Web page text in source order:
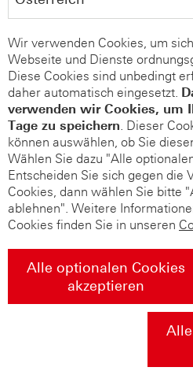
Wir verwenden Cookies, um
Webseite und Dienste
Diese Cookies sind unbedingt
daher automatisch eingesetzt.
verwenden wir Cookies, um
Tage zu speichern. Dieser
können auswählen, ob Sie
Wählen Sie dazu "Alle
Entscheiden Sie sich gegen die
Cookies, dann wählen Sie bitte
ablehnen". Weitere
Cookies finden Sie in unseren
Alle optionalen Cookies
akzeptieren